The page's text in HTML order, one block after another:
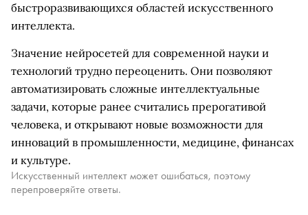
быстроразвивающихся областей искусственного
интеллекта.
Значение нейросетей для современной науки и
технологий трудно переоценить. Они позволяют
автоматизировать сложные интеллектуальные
задачи, которые ранее считались прерогативой
человека, и открывают новые возможности для
инноваций в промышленности, медицине, финансах
и культуре.
Искусственный интеллект может ошибаться, поэтому
перепроверяйте ответы.